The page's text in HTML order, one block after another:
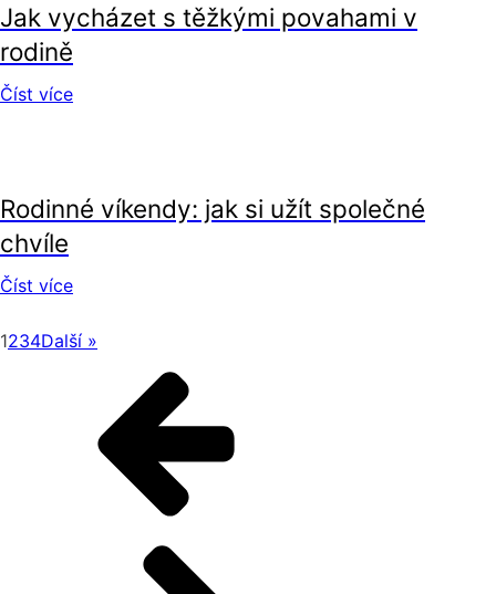
Jak vycházet s těžkými povahami v
rodině
Číst více
Rodinné víkendy: jak si užít společné
chvíle
Číst více
1234Další »